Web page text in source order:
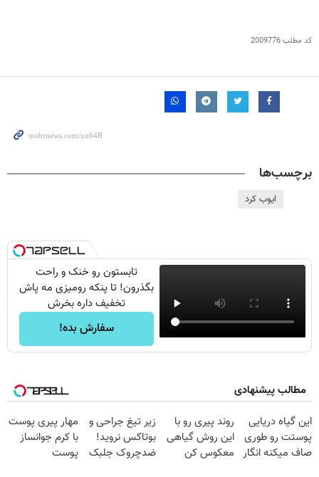
کد مطلب2009776
برچسب‌ها
ایوب کرد
تابستون رو خنک و راحت
بگذرون! تا پنکه رومیزی مه پاش
تخفیف داره بخرش
سفارش بده!
مطالب پیشنهادی
این گیاه دریایی
پوستت رو طوری
صاف میکنه انگار
روند پیری رو با
این روش گیاهی
معکوس کن
زیر تیغ جراحی و
بوتاکس نروید!
ضدچروک جلبک
مهار پیری پوست
با کرم جوانساز
پوست